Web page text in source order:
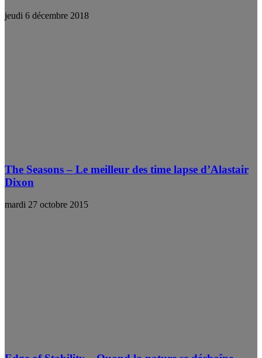
jeudi 6 décembre 2018
The Seasons – Le meilleur des time lapse d’Alastair
Dixon
mardi 27 octobre 2015